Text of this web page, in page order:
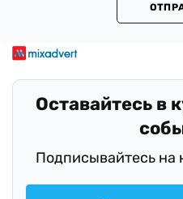
Оставайтесь в
Подписывайтесь на